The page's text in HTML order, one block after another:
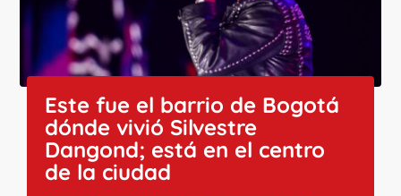
Este fue el barrio de Bogotá
dónde vivió Silvestre
Dangond; está en el centro
de la ciudad